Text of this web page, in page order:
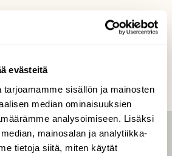
evästeitä
tarjoamamme sisällön ja mainosten
median ominaisuuksien
analysoimiseen. Lisäksi
mainosalan ja analytiikka-
tietoja siitä, miten käytät
LEHTI